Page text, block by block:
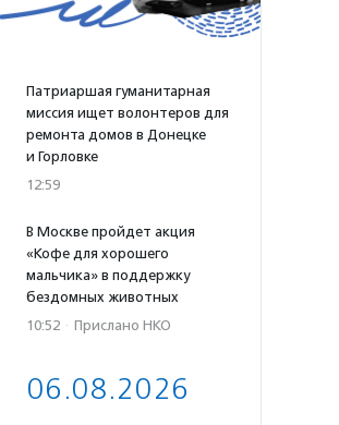
Патриаршая гуманитарная
миссия ищет волонтеров для
ремонта домов в Донецке
и Горловке
12:59
В Москве пройдет акция
«Кофе для хорошего
мальчика» в поддержку
бездомных животных
10:52 · Прислано НКО
06.08.2026